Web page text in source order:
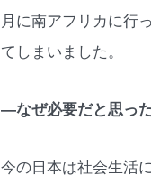
月に南アフリカに行
てしまいました。
―なぜ必要だと思った
今の日本は社会生活